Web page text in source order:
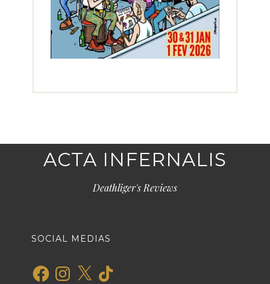
ACTA INFERNALIS
Deathliger's Reviews
SOCIAL MEDIAS
FacebookInstagram
X TikTok